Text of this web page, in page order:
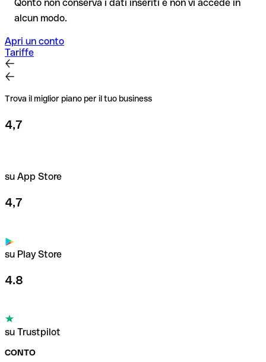
per importi elevati o nuovi rapporti commerciali.
Qonto non conserva i dati inseriti e non vi accede in
alcun modo.
Apri un conto
Tariffe
Trova il miglior piano per il tuo business
4,7
su App Store
4,7
su Play Store
4.8
su Trustpilot
CONTO